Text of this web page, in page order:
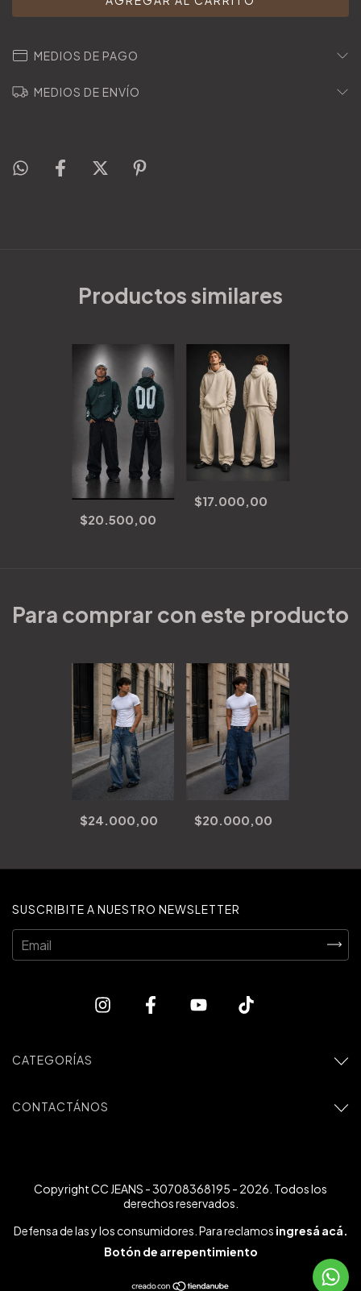
MEDIOS DE PAGO
MEDIOS DE ENVÍO
Productos similares
$20.500,00
$17.000,00
Para comprar con este producto
$24.000,00 $20.000,00
SUSCRIBITE A NUESTRO NEWSLETTER
CATEGORÍAS
CONTACTÁNOS
Copyright CC JEANS - 30708368195 - 2026. Todos los
derechos reservados.
Defensa de las y los consumidores. Para reclamos ingresá acá.
Botón de arrepentimiento